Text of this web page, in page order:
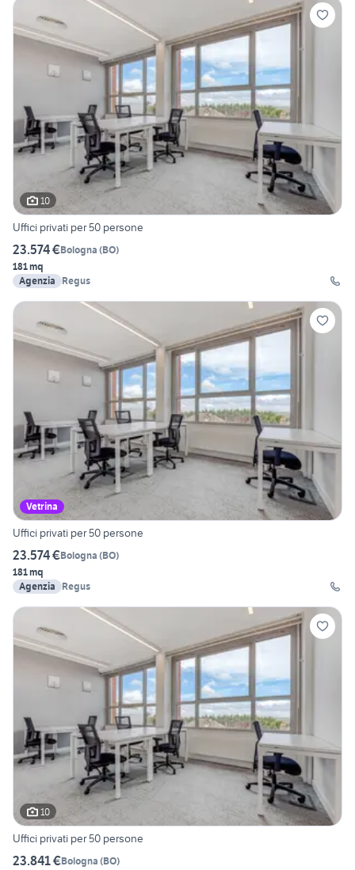
10
Uffici privati per 50 persone
23.574 €Bologna (BO)
181 mq
Agenzia
Regus
Vetrina
Uffici privati per 50 persone
23.574 €Bologna (BO)
181 mq
Agenzia
Regus
10
Uffici privati per 50 persone
23.841 €Bologna (BO)